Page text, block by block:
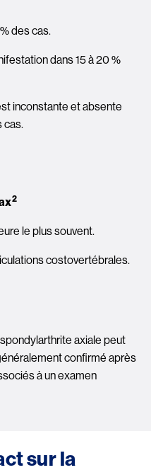
des cas.
dans 15 à 20 %
inconstante et absente
cas.
2
le plus souvent.
costovertébrales.
axiale peut
confirmé après
à un examen
sur la